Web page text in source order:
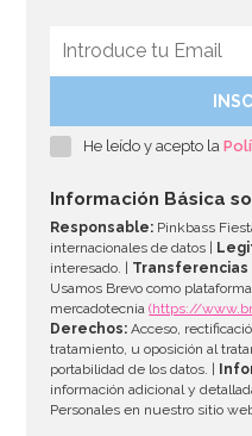
Botellita de leche
He leído y acepto la
Información Básica
Responsable: Pinkbass
internacionales de datos |
interesado. |
Usamos Brevo como
mercadotecnia(https://
Derechos: Acceso,
tratamiento, u oposición al
portabilidad de los datos. |
información adicional y
Personales en nuestro sitio